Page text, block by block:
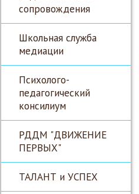
сопровождения
Школьная служба
медиации
Психолого-
педагогический
консилиум
РДДМ "ДВИЖЕНИЕ
ПЕРВЫХ"
ТАЛАНТ и УСПЕХ